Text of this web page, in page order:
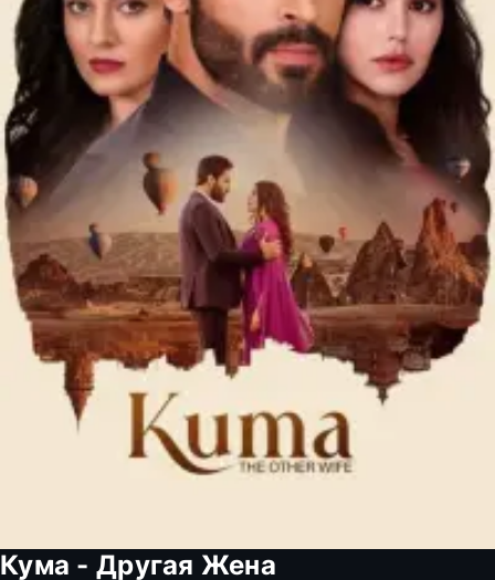
Кума - Другая Жена